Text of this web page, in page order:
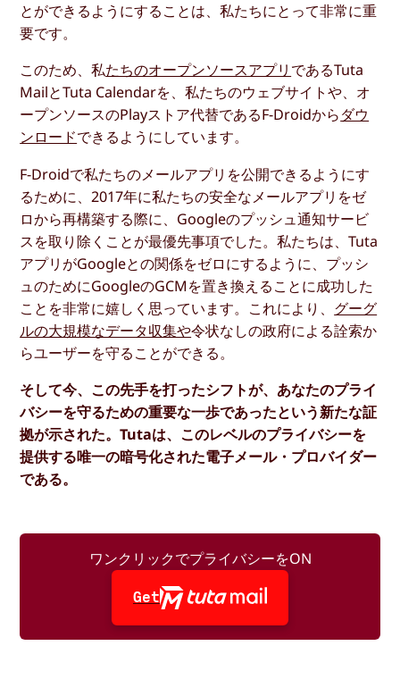
とができるようにすることは、私たちにとって非常に重
要です。
このため、私たちのオープンソースアプリ であるTuta
MailとTuta Calendarを、私たちのウェブサイトや、オ
ープンソースのPlayストア代替であるF-Droidからダウ
ンロードできるようにしています。
F-Droidで私たちのメールアプリを公開できるようにす
るために、2017年に私たちの安全なメールアプリをゼ
ロから再構築する際に、Googleのプッシュ通知サービ
スを取り除くことが最優先事項でした。私たちは、Tuta
アプリがGoogleとの関係をゼロにするように、プッシ
ュのためにGoogleのGCMを置き換えることに成功した
ことを非常に嬉しく思っています。これにより、 グーグ
ルの大規模なデータ収集や令状なしの政府による詮索か
らユーザーを守ることができる。
そして今、この先手を打ったシフトが、あなたのプライ
バシーを守るための重要な一歩であったという新たな証
拠が示された。Tutaは、このレベルのプライバシーを
提供する唯一の暗号化された電子メール・プロバイダー
である。
ワンクリックでプライバシーをON
Get